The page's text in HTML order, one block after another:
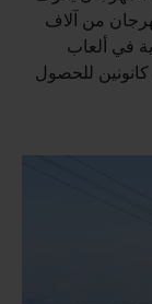
من آلاف
في ألعاب
للحصول